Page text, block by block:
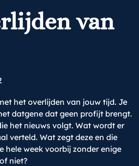
van
het overlijden van jouw tijd. Je
datgene dat geen profijt brengt.
het nieuws volgt. Wat wordt er
verteld. Wat zegt deze en die
hele week voorbij zonder enige
niet?